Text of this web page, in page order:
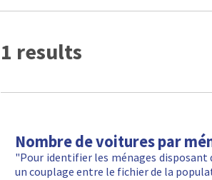
1 results
Nombre de voitures par
"Pour identifier les ménages disposant
un couplage entre le fichier de la